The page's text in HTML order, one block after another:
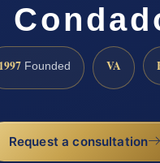
1997 Founded VA
Request a consultation